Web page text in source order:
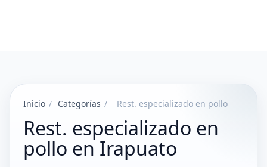
Inicio / Categorías / Rest. especializado en pollo
Rest. especializado en
pollo en Irapuato